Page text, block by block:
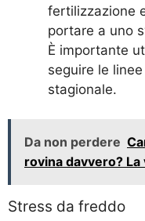
fertilizzazione
portare a uno
È importante
seguire le
stagionale.
Da non perdere
rovina davvero?
Stress da freddo